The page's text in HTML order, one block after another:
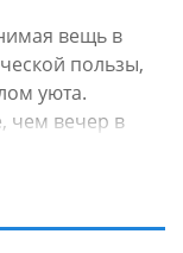
вещь в
пользы,
уюта.
чем вечер в
и горячий чай
чай, то из
в общем,
удобно